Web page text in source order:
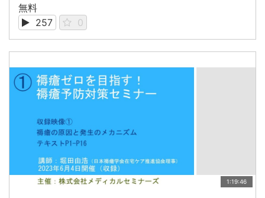
無料
257
0
1:19:46